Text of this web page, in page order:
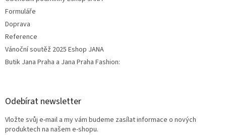
Formuláře
Doprava
Reference
Vánoční soutěž 2025 Eshop JANA
Butik Jana Praha a Jana Praha Fashion:
Odebírat newsletter
Vložte svůj e-mail a my vám budeme zasílat informace o nových
produktech na našem e-shopu.